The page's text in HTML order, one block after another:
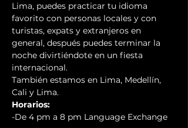
Lima, puedes practicar tu idioma
favorito con personas locales y con
turistas, expats y extranjeros en
general, después puedes terminar la
noche divirtiéndote en un fiesta
internacional.
También estamos en Lima, Medellín,
Cali y Lima.
Horarios:
-De 4 pm a 8 pm Language Exchange